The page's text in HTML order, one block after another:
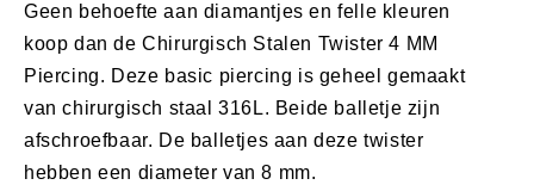
Geen behoefte aan diamantjes en felle kleuren
koop dan de Chirurgisch Stalen Twister 4 MM
Piercing. Deze basic piercing is geheel gemaakt
van chirurgisch staal 316L. Beide balletje zijn
afschroefbaar. De balletjes aan deze twister
hebben een diameter van 8 mm.